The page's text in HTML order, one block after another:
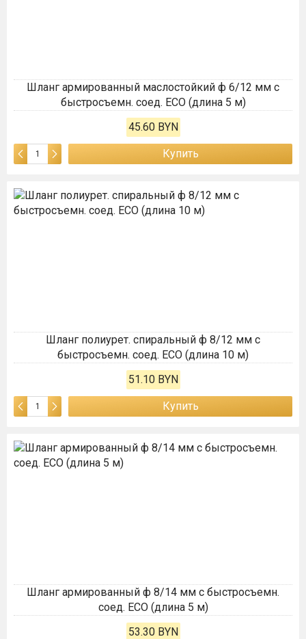
Шланг армированный маслостойкий ф 6/12 мм с
быстросъемн. соед. ECO (длина 5 м)
45.60 BYN
Купить
Шланг полиурет. спиральный ф 8/12 мм c
быстросъемн. соед. ECO (длина 10 м)
51.10 BYN
Купить
Шланг армированный ф 8/14 мм с быстросъемн.
соед. ECO (длина 5 м)
53.30 BYN